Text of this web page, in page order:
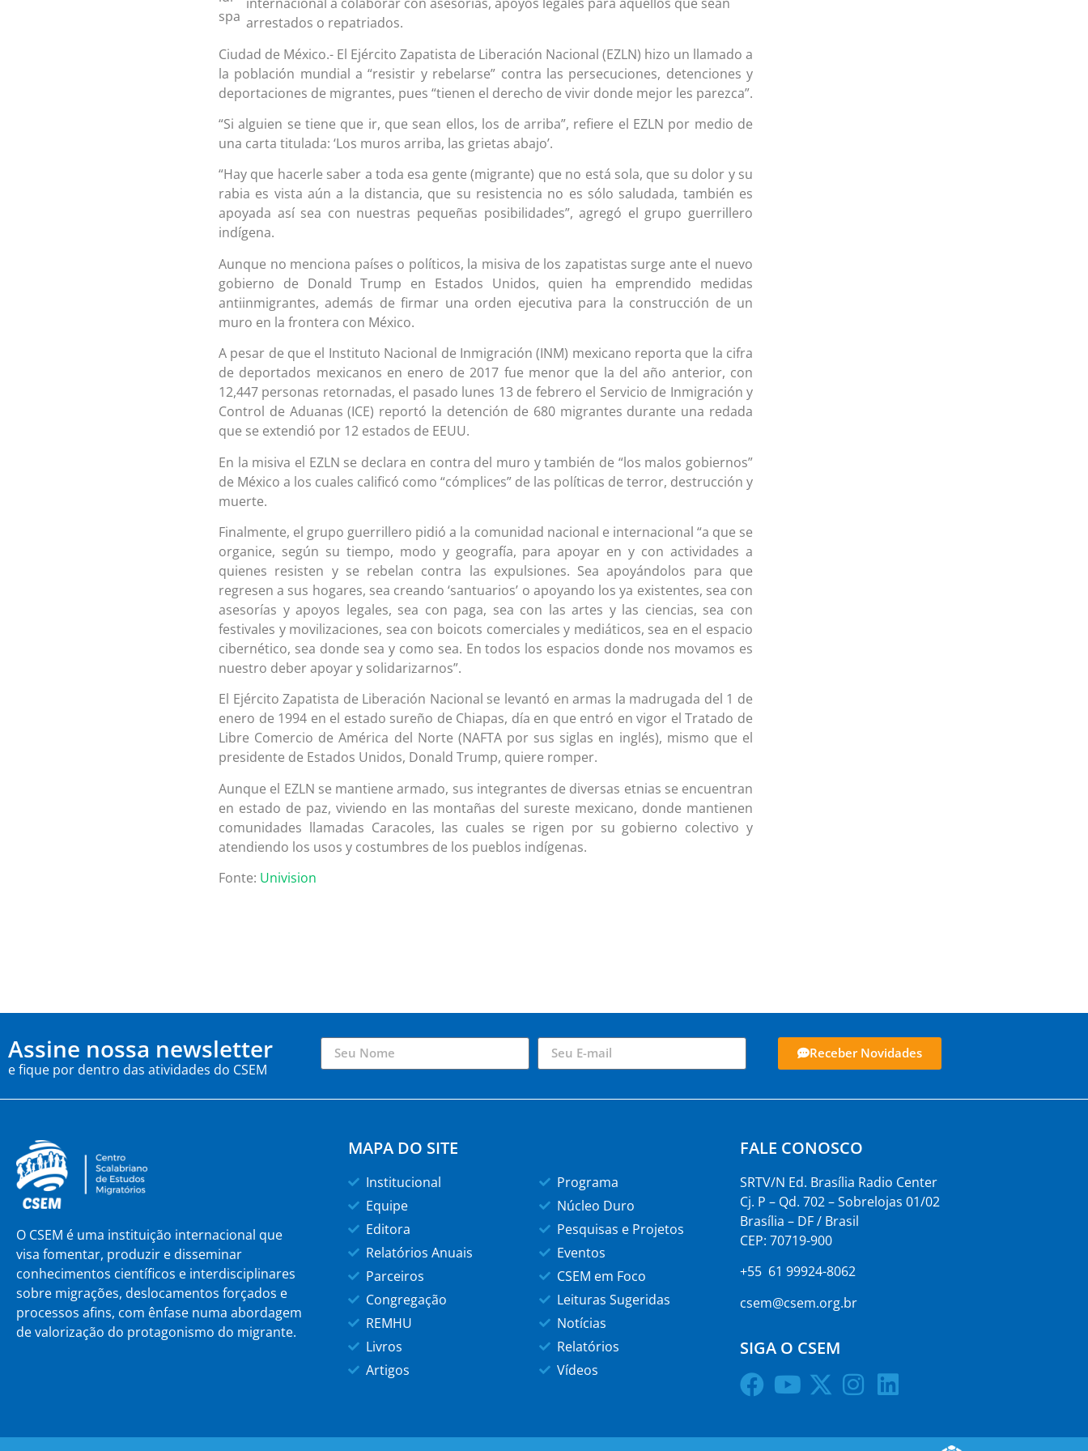
arrestados o repatriados.
Ciudad de México.- El Ejército Zapatista de Liberación Nacional (EZLN) hizo un llamado a
la población mundial a “resistir y rebelarse” contra las persecuciones, detenciones y
deportaciones de migrantes, pues “tienen el derecho de vivir donde mejor les parezca”.
“Si alguien se tiene que ir, que sean ellos, los de arriba”, refiere el EZLN por medio de
una carta titulada: ‘Los muros arriba, las grietas abajo’.
“Hay que hacerle saber a toda esa gente (migrante) que no está sola, que su dolor y su
rabia es vista aún a la distancia, que su resistencia no es sólo saludada, también es
apoyada así sea con nuestras pequeñas posibilidades”, agregó el grupo guerrillero
indígena.
Aunque no menciona países o políticos, la misiva de los zapatistas surge ante el nuevo
gobierno de Donald Trump en Estados Unidos, quien ha emprendido medidas
antiinmigrantes, además de firmar una orden ejecutiva para la construcción de un
muro en la frontera con México.
A pesar de que el Instituto Nacional de Inmigración (INM) mexicano reporta que la cifra
de deportados mexicanos en enero de 2017 fue menor que la del año anterior, con
12,447 personas retornadas, el pasado lunes 13 de febrero el Servicio de Inmigración y
Control de Aduanas (ICE) reportó la detención de 680 migrantes durante una redada
que se extendió por 12 estados de EEUU.
En la misiva el EZLN se declara en contra del muro y también de “los malos gobiernos”
de México a los cuales calificó como “cómplices” de las políticas de terror, destrucción y
muerte.
Finalmente, el grupo guerrillero pidió a la comunidad nacional e internacional “a que se
organice, según su tiempo, modo y geografía, para apoyar en y con actividades a
quienes resisten y se rebelan contra las expulsiones. Sea apoyándolos para que
regresen a sus hogares, sea creando ‘santuarios’ o apoyando los ya existentes, sea con
asesorías y apoyos legales, sea con paga, sea con las artes y las ciencias, sea con
festivales y movilizaciones, sea con boicots comerciales y mediáticos, sea en el espacio
cibernético, sea donde sea y como sea. En todos los espacios donde nos movamos es
nuestro deber apoyar y solidarizarnos”.
El Ejército Zapatista de Liberación Nacional se levantó en armas la madrugada del 1 de
enero de 1994 en el estado sureño de Chiapas, día en que entró en vigor el Tratado de
Libre Comercio de América del Norte (NAFTA por sus siglas en inglés), mismo que el
presidente de Estados Unidos, Donald Trump, quiere romper.
Aunque el EZLN se mantiene armado, sus integrantes de diversas etnias se encuentran
en estado de paz, viviendo en las montañas del sureste mexicano, donde mantienen
comunidades llamadas Caracoles, las cuales se rigen por su gobierno colectivo y
atendiendo los usos y costumbres de los pueblos indígenas.
Fonte: Univision
Assine nossa newsletter
e fique por dentro das atividades do CSEM
Receber Novidades
O CSEM é uma instituição internacional que
visa fomentar, produzir e disseminar
conhecimentos científicos e interdisciplinares
sobre migrações, deslocamentos forçados e
processos afins, com ênfase numa abordagem
de valorização do protagonismo do migrante.
MAPA DO SITE
Institucional
Equipe
Editora
Relatórios Anuais
Parceiros
Congregação
REMHU
Livros
Artigos
Programa
Núcleo Duro
Pesquisas e Projetos
Eventos
CSEM em Foco
Leituras Sugeridas
Notícias
Relatórios
Vídeos
FALE CONOSCO
SRTV/N Ed. Brasília Radio Center
Cj. P – Qd. 702 – Sobrelojas 01/02
Brasília – DF / Brasil
CEP: 70719-900
+55 61 99924-8062
csem@csem.org.br
SIGA O CSEM